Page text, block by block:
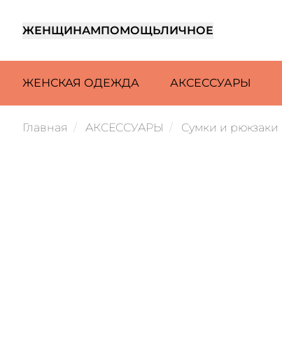
ЖЕНЩИНАМПОМОЩЬЛИЧНОЕ
ЖЕНСКАЯ ОДЕЖДА АКСЕССУАРЫ
Главная АКСЕССУАРЫ Сумки и рюкзаки